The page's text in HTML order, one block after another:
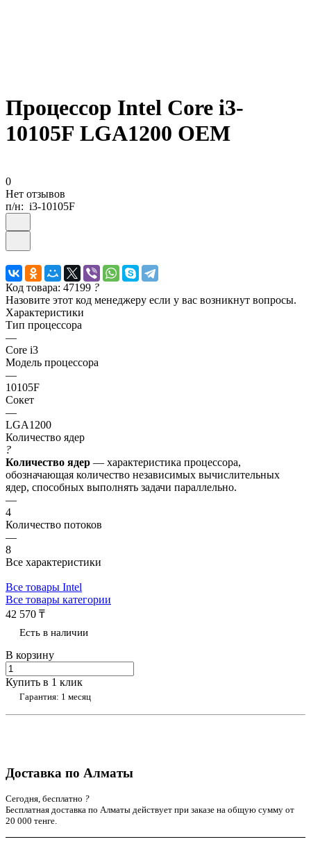
Процессор Intel Core i3-
10105F LGA1200 OEM
0
Нет отзывов
п/н: i3-10105F
Код товара: 47199 ?
Назовите этот код менеджеру если у вас возникнут вопросы.
Характеристики
Тип процессора
—
Core i3
Модель процессора
—
10105F
Сокет
—
LGA1200
Количество ядер
?
Количество ядер — характеристика процессора,
обозначающая количество независимых вычислительных
ядер, способных выполнять задачи параллельно.
—
4
Количество потоков
—
8
Все характеристики
Все товары Intel
Все товары категории
42 570 ₸
Есть в наличии
В корзину
Купить в 1 клик
Гарантия: 1 месяц
Доставка по Алматы
Сегодня, бесплатно ?
Бесплатная доставка по Алматы действует при заказе на общую сумму от
20 000 тенге.